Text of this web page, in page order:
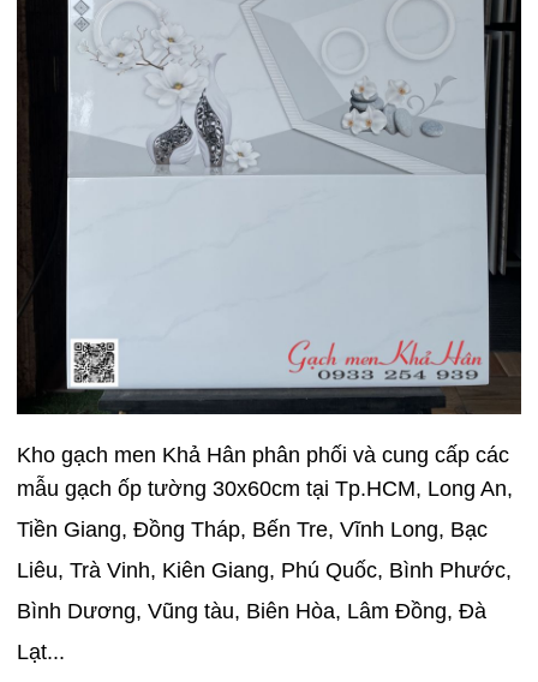
Kho gạch men Khả Hân phân phối và cung cấp các
mẫu gạch ốp tường 30x60cm tạiTp.HCM, Long An,
Tiền Giang, Đồng Tháp, Bến Tre, Vĩnh Long, Bạc
Liêu, Trà Vinh, Kiên Giang, Phú Quốc, Bình Phước,
Bình Dương, Vũng tàu, Biên Hòa, Lâm Đồng, Đà
Lạt...